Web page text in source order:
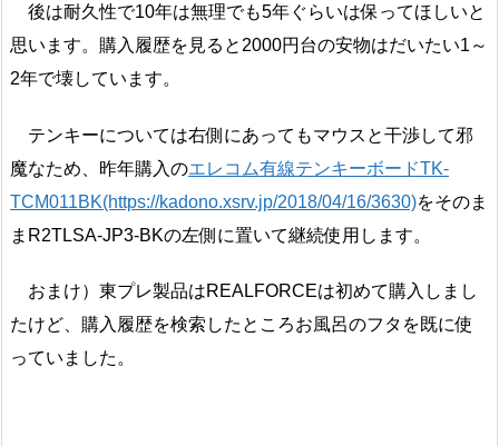
後は耐久性で10年は無理でも5年ぐらいは保ってほしいと
思います。購入履歴を見ると2000円台の安物はだいたい1～
2年で壊しています。
テンキーについては右側にあってもマウスと干渉して邪
魔なため、昨年購入のエレコム有線テンキーボードTK-
TCM011BK(https://kadono.xsrv.jp/2018/04/16/3630)をそのま
まR2TLSA-JP3-BKの左側に置いて継続使用します。
おまけ）東プレ製品はREALFORCEは初めて購入しまし
たけど、購入履歴を検索したところお風呂のフタを既に使
っていました。